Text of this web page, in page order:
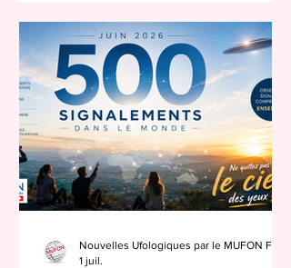
des PAN et de leurs contraintes en
matière de ressources. Cette étude a
été rédigée par Ian M. Porritt, Larry J.
Hancock et Sean Grosvenor. Ian M.
Porritt est diplômé de l’univer
1 juil.